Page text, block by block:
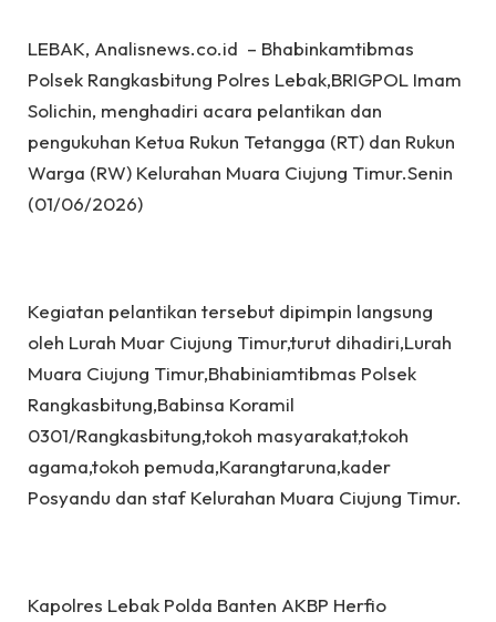
LEBAK, Analisnews.co.id – Bhabinkamtibmas
Polsek Rangkasbitung Polres Lebak,BRIGPOL Imam
Solichin, menghadiri acara pelantikan dan
pengukuhan Ketua Rukun Tetangga (RT) dan Rukun
Warga (RW) Kelurahan Muara Ciujung Timur.Senin
(01/06/2026)
Kegiatan pelantikan tersebut dipimpin langsung
oleh Lurah Muar Ciujung Timur,turut dihadiri,Lurah
Muara Ciujung Timur,Bhabiniamtibmas Polsek
Rangkasbitung,Babinsa Koramil
0301/Rangkasbitung,tokoh masyarakat,tokoh
agama,tokoh pemuda,Karangtaruna,kader
Posyandu dan staf Kelurahan Muara Ciujung Timur.
Kapolres Lebak Polda Banten AKBP Herfio